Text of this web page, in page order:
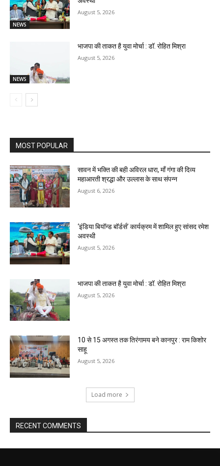
NEWS
August 5, 2026
NEWS
भाजपा की ताकत है युवा मोर्चा : डॉ. रोहित मिश्रा
August 5, 2026
MOST POPULAR
सावन में भक्ति की बही अविरल धारा, माँ गंगा की दिव्य
महाआरती श्रद्धा और उल्लास के साथ संपन्न
August 6, 2026
‘इंडिया बियॉन्ड बॉर्डर्स’ कार्यक्रम में शामिल हुए सांसद रमेश
अवस्थी
August 5, 2026
भाजपा की ताकत है युवा मोर्चा : डॉ. रोहित मिश्रा
August 5, 2026
10 से 15 अगस्त तक तिरंगामय बने कानपुर : राम किशोर
साहू
August 5, 2026
Load more
RECENT COMMENTS